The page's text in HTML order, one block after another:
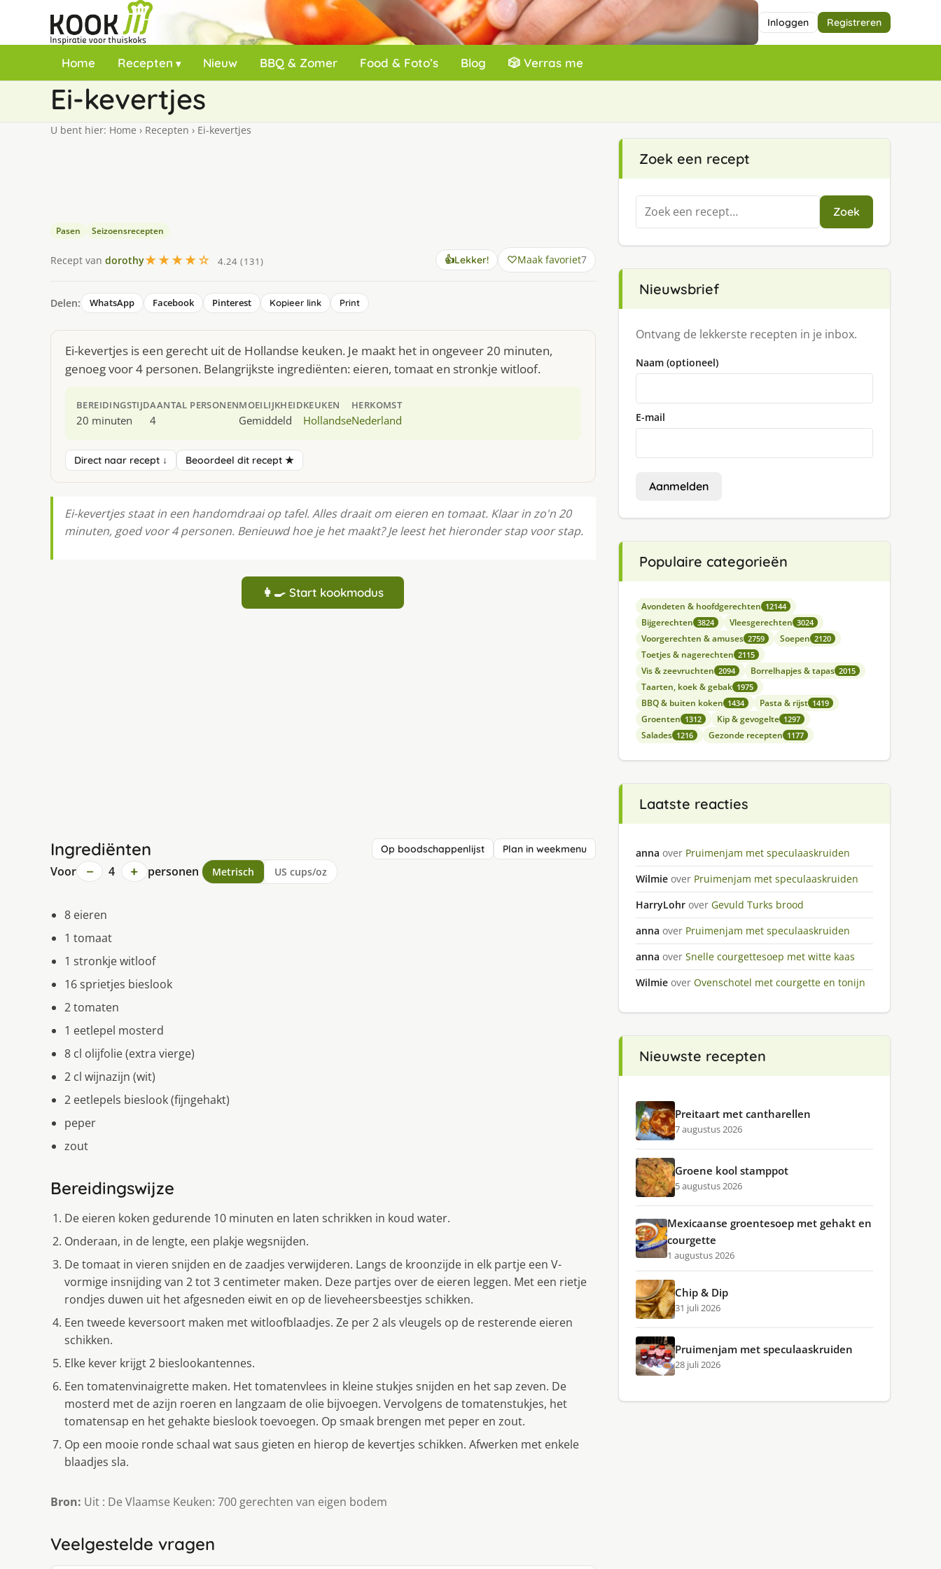
Inloggen Registreren
Home Recepten Nieuw BBQ & Zomer Food & Foto’s Blog 🎲 Verras me
Ei-kevertjes
U bent hier: Home › Recepten › Ei-kevertjes
Pasen Seizoensrecepten
Recept van dorothy★★★★☆ 4.24 (131) 👍Lekker! Maak favoriet7
Delen: WhatsApp Facebook Pinterest Kopieer link Print
Ei-kevertjes is een gerecht uit de Hollandse keuken. Je maakt het in ongeveer 20 minuten,
genoeg voor 4 personen. Belangrijkste ingrediënten: eieren, tomaat en stronkje witloof.
BEREIDINGSTIJD
20 minuten
AANTAL PERSONEN
4
MOEILIJKHEID
Gemiddeld
KEUKEN
Hollandse
HERKOMST
Nederland
Direct naar recept ↓ Beoordeel dit recept ★
Ei-kevertjes staat in een handomdraai op tafel. Alles draait om eieren en tomaat. Klaar in zo'n 20
minuten, goed voor 4 personen. Benieuwd hoe je het maakt? Je leest het hieronder stap voor stap.
👩‍🍳 Start kookmodus
Ingrediënten Op boodschappenlijst Plan in weekmenu
Voor − 4 + personen Metrisch US cups/oz
8 eieren
1 tomaat
1 stronkje witloof
16 sprietjes bieslook
2 tomaten
1 eetlepel mosterd
8 cl olijfolie (extra vierge)
2 cl wijnazijn (wit)
2 eetlepels bieslook (fijngehakt)
peper
zout
Bereidingswijze
De eieren koken gedurende 10 minuten en laten schrikken in koud water.
Onderaan, in de lengte, een plakje wegsnijden.
De tomaat in vieren snijden en de zaadjes verwijderen. Langs de kroonzijde in elk partje een V-
vormige insnijding van 2 tot 3 centimeter maken. Deze partjes over de eieren leggen. Met een rietje
rondjes duwen uit het afgesneden eiwit en op de lieveheersbeestjes schikken.
Een tweede keversoort maken met witloofblaadjes. Ze per 2 als vleugels op de resterende eieren
schikken.
Elke kever krijgt 2 bieslookantennes.
Een tomatenvinaigrette maken. Het tomatenvlees in kleine stukjes snijden en het sap zeven. De
mosterd met de azijn roeren en langzaam de olie bijvoegen. Vervolgens de tomatenstukjes, het
tomatensap en het gehakte bieslook toevoegen. Op smaak brengen met peper en zout.
Op een mooie ronde schaal wat saus gieten en hierop de kevertjes schikken. Afwerken met enkele
blaadjes sla.
Bron: Uit : De Vlaamse Keuken: 700 gerechten van eigen bodem
Veelgestelde vragen
Zoek een recept
Zoeken
naar:
Zoek
Nieuwsbrief
Ontvang de lekkerste recepten in je inbox.
Naam (optioneel)
E-mail
Aanmelden
Populaire categorieën
Avondeten & hoofdgerechten 12144
Bijgerechten 3824 Vleesgerechten 3024
Voorgerechten & amuses 2759 Soepen 2120
Toetjes & nagerechten 2115
Vis & zeevruchten 2094 Borrelhapjes & tapas 2015
Taarten, koek & gebak 1975
BBQ & buiten koken 1434 Pasta & rijst 1419
Groenten 1312 Kip & gevogelte 1297
Salades 1216 Gezonde recepten 1177
Laatste reacties
anna over Pruimenjam met speculaaskruiden
Wilmie over Pruimenjam met speculaaskruiden
HarryLohr over Gevuld Turks brood
anna over Pruimenjam met speculaaskruiden
anna over Snelle courgettesoep met witte kaas
Wilmie over Ovenschotel met courgette en tonijn
Nieuwste recepten
Preitaart met cantharellen
7 augustus 2026
Groene kool stamppot
5 augustus 2026
Mexicaanse groentesoep met gehakt en
courgette
1 augustus 2026
Chip & Dip
31 juli 2026
Pruimenjam met speculaaskruiden
28 juli 2026